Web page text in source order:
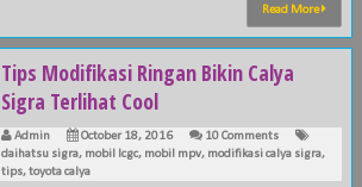
Read More
Tips Modifikasi Ringan Bikin Calya
Sigra Terlihat Cool
Admin October 18, 2016
10 Comments
daihatsu sigra, mobil lcgc, mobil mpv, modifikasi calya sigra,
tips,toyota calya